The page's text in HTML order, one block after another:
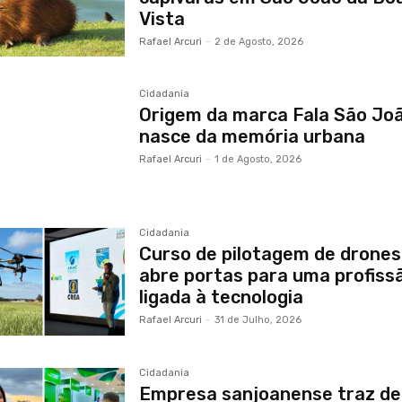
Vista
Rafael Arcuri - 2 de Agosto, 2026
Cidadania
Origem da marca Fala São
nasce da memória urbana
Rafael Arcuri - 1 de Agosto, 2026
Cidadania
Curso de pilotagem de drones
abre portas para uma
ligada à tecnologia
Rafael Arcuri - 31 de Julho, 2026
Cidadania
Empresa sanjoanense traz de